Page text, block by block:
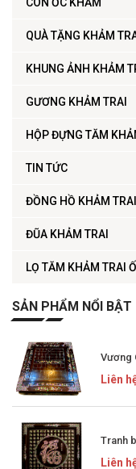
CON ỐC KHẢM
QUÀ TẶNG KHẢM
KHUNG ẢNH KHẢM
GƯƠNG KHẢM TRAI
HỘP ĐỰNG TĂM
TIN TỨC
ĐỒNG HỒ KHẢM TRAI
ĐŨA KHẢM TRAI
LỌ TĂM KHẢM TRAI
SẢN PHẨM NỔI BẬT
Vương
Liên
Tranh
Liên